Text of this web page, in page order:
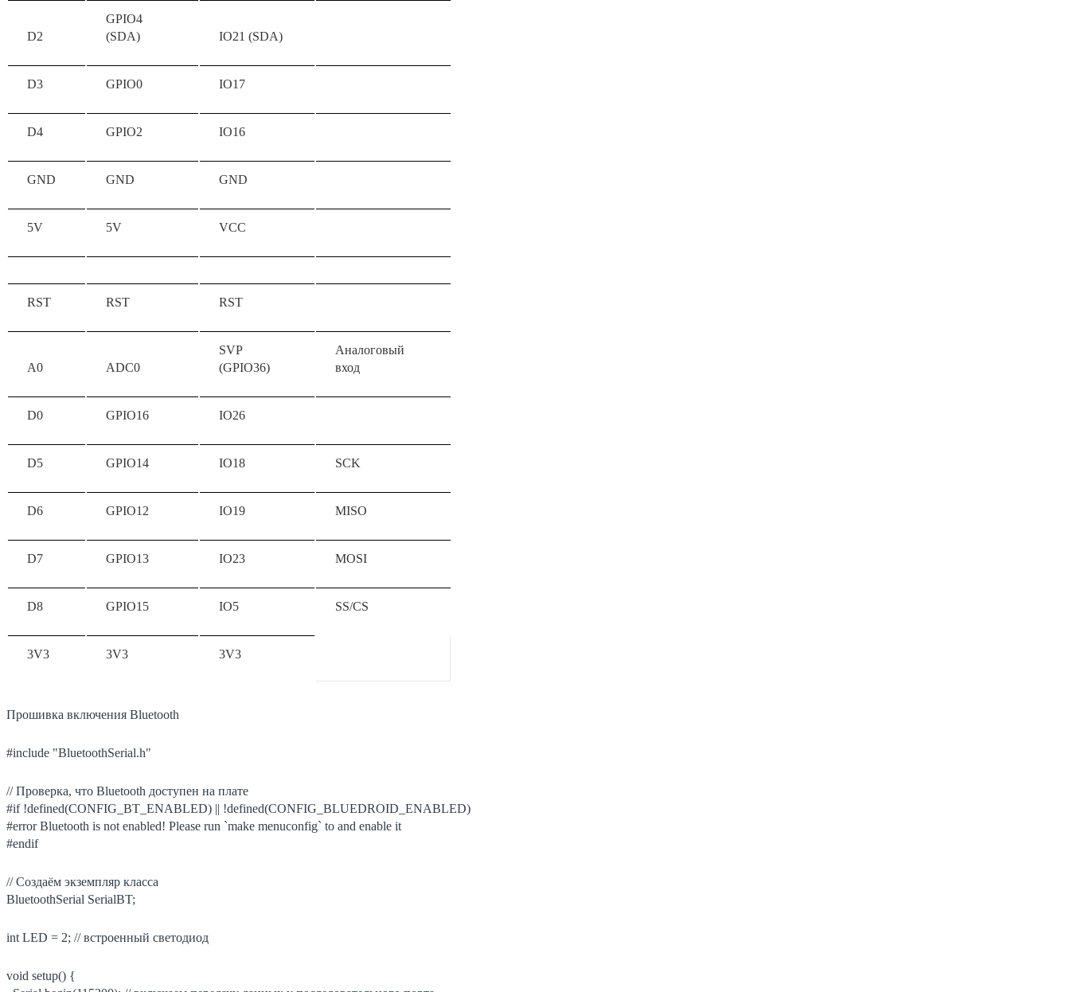
D2
GPIO4
(SDA)
IO21 (SDA)
D3 GPIO0 IO17
D4 GPIO2 IO16
GND GND GND
5V 5V VCC
RST RST RST
A0 ADC0
SVP
(GPIO36)
Аналоговый
вход
D0 GPIO16 IO26
D5 GPIO14 IO18 SCK
D6 GPIO12 IO19 MISO
D7 GPIO13 IO23 MOSI
D8 GPIO15 IO5 SS/CS
3V3 3V3 3V3
Прошивка включения Bluetooth
#include "BluetoothSerial.h"
// Проверка, что Bluetooth доступен на плате
#if !defined(CONFIG_BT_ENABLED) || !defined(CONFIG_BLUEDROID_ENABLED)
#error Bluetooth is not enabled! Please run `make menuconfig` to and enable it
#endif
// Создаём экземпляр класса
BluetoothSerial SerialBT;
int LED = 2; // встроенный светодиод
void setup() {